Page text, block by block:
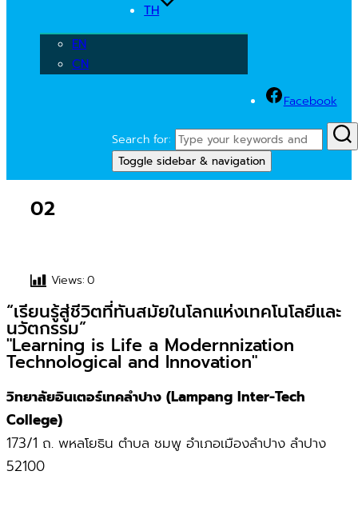
TH
EN
CN
Facebook
Search for:
Toggle sidebar & navigation
02
Views:0
“เรียนรู้สู่ชีวิตที่ทันสมัยในโลกแห่งเทคโนโลยีและ
นวัตกรรม”
"Learning is Life a Modernnization
Technological and Innovation"
วิทยาลัยอินเตอร์เทคลำปาง (Lampang Inter-Tech
College)
173/1 ถ. พหลโยธิน ตำบล ชมพู อำเภอเมืองลำปาง ลำปาง
52100